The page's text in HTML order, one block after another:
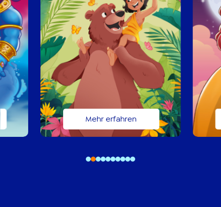
Mehr erfahren